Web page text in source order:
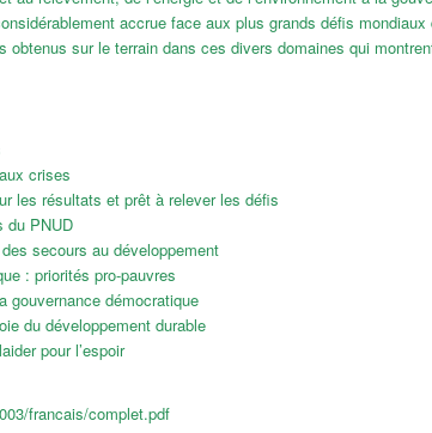
accrue face aux plus grands défis
obtenus sur le terrain dans ces divers domaines qui
crises
les résultats et prêt à relever les défis
du PNUD
secours au développement
: priorités pro-pauvres
gouvernance démocratique
du développement durable
pour l’espoir
francais/complet.pdf